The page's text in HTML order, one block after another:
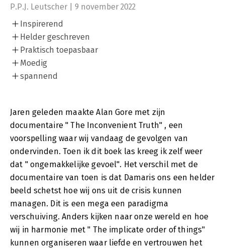
P.P.J. Leutscher | 9 november 2022
Inspirerend
Helder geschreven
Praktisch toepasbaar
Moedig
spannend
Jaren geleden maakte Alan Gore met zijn
documentaire " The Inconvenient Truth" , een
voorspelling waar wij vandaag de gevolgen van
ondervinden. Toen ik dit boek las kreeg ik zelf weer
dat " ongemakkelijke gevoel". Het verschil met de
documentaire van toen is dat Damaris ons een helder
beeld schetst hoe wij ons uit de crisis kunnen
managen. Dit is een mega een paradigma
verschuiving. Anders kijken naar onze wereld en hoe
wij in harmonie met " The implicate order of things"
kunnen organiseren waar liefde en vertrouwen het